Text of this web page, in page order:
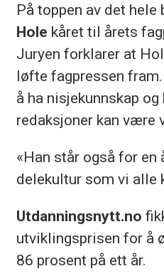
På toppen av det hele
Hole kåret til årets
Juryen forklarer at
løfte fagpressen
å ha nisjekunnskap
redaksjoner kan være
«Han står også for en
delekultur som vi alle
Utdanningsnytt.no
utviklingsprisen for å
86 prosent på ett år.